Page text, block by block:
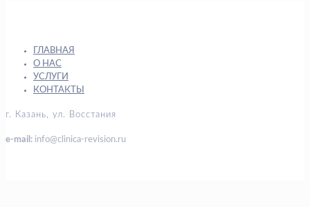
ГЛАВНАЯ
О НАС
УСЛУГИ
КОНТАКТЫ
г. Казань, ул. Восстания
e-mail: info@clinica-revision.ru